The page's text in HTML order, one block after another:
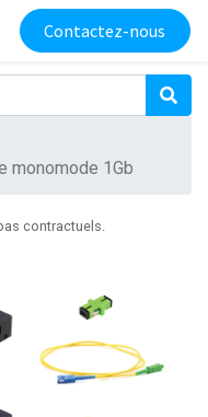
Contactez-nous
monomode 1Gb
contractuels.